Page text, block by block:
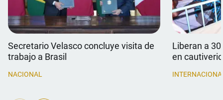
Secretario Velasco concluye visita de
trabajo a Brasil
NACIONAL
Liberan a
en